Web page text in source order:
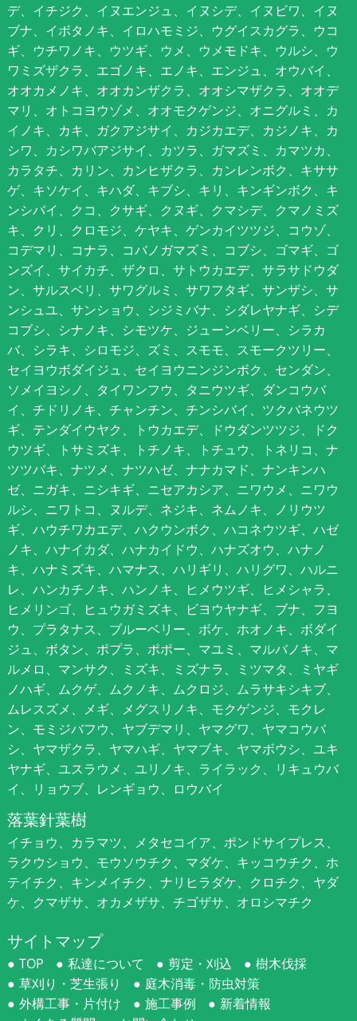
デ、イチジク、イヌエンジュ、イヌシデ、イヌビワ、イヌ
ブナ、イボタノキ、イロハモミジ、ウグイスカグラ、ウコ
ギ、ウチワノキ、ウツギ、ウメ、ウメモドキ、ウルシ、ウ
ワミズザクラ、エゴノキ、エノキ、エンジュ、オウバイ、
オオカメノキ、オオカンザクラ、オオシマザクラ、オオデ
マリ、オトコヨウゾメ、オオモクゲンジ、オニグルミ、カ
イノキ、カキ、ガクアジサイ、カジカエデ、カジノキ、カ
シワ、カシワバアジサイ、カツラ、ガマズミ、カマツカ、
カラタチ、カリン、カンヒザクラ、カンレンボク、キササ
ゲ、キソケイ、キハダ、キブシ、キリ、キンギンボク、キ
ンシバイ、クコ、クサギ、クヌギ、クマシデ、クマノミズ
キ、クリ、クロモジ、ケヤキ、ゲンカイツツジ、コウゾ、
コデマリ、コナラ、コバノガマズミ、コブシ、ゴマギ、ゴ
ンズイ、サイカチ、ザクロ、サトウカエデ、サラサドウダ
ン、サルスベリ、サワグルミ、サワフタギ、サンザシ、サ
ンシュユ、サンショウ、シジミバナ、シダレヤナギ、シデ
コブシ、シナノキ、シモツケ、ジューンベリー、シラカ
バ、シラキ、シロモジ、ズミ、スモモ、スモークツリー、
セイヨウボダイジュ、セイヨウニンジンボク、センダン、
ソメイヨシノ、タイワンフウ、タニウツギ、ダンコウバ
イ、チドリノキ、チャンチン、チンシバイ、ツクバネウツ
ギ、テンダイウヤク、トウカエデ、ドウダンツツジ、ドク
ウツギ、トサミズキ、トチノキ、トチュウ、トネリコ、ナ
ツツバキ、ナツメ、ナツハゼ、ナナカマド、ナンキンハ
ゼ、ニガキ、ニシキギ、ニセアカシア、ニワウメ、ニワウ
ルシ、ニワトコ、ヌルデ、ネジキ、ネムノキ、ノリウツ
ギ、ハウチワカエデ、ハクウンボク、ハコネウツギ、ハゼ
ノキ、ハナイカダ、ハナカイドウ、ハナズオウ、ハナノ
キ、ハナミズキ、ハマナス、ハリギリ、ハリグワ、ハルニ
レ、ハンカチノキ、ハンノキ、ヒメウツギ、ヒメシャラ、
ヒメリンゴ、ヒュウガミズキ、ビヨウヤナギ、ブナ、フヨ
ウ、プラタナス、ブルーベリー、ボケ、ホオノキ、ボダイ
ジュ、ボタン、ポプラ、ポポー、マユミ、マルバノキ、マ
ルメロ、マンサク、ミズキ、ミズナラ、ミツマタ、ミヤギ
ノハギ、ムクゲ、ムクノキ、ムクロジ、ムラサキシキブ、
ムレスズメ、メギ、メグスリノキ、モクゲンジ、モクレ
ン、モミジバフウ、ヤブデマリ、ヤマグワ、ヤマコウバ
シ、ヤマザクラ、ヤマハギ、ヤマブキ、ヤマボウシ、ユキ
ヤナギ、ユスラウメ、ユリノキ、ライラック、リキュウバ
イ、リョウブ、レンギョウ、ロウバイ
落葉針葉樹
イチョウ、カラマツ、メタセコイア、ポンドサイプレス、
ラクウショウ、モウソウチク、マダケ、キッコウチク、ホ
テイチク、キンメイチク、ナリヒラダケ、クロチク、ヤダ
ケ、クマザサ、オカメザサ、チゴザサ、オロシマチク
サイトマップ
TOP 私達について 剪定・刈込
樹木伐採
草刈り・芝生張り
庭木消毒・防虫対策
外構工事・片付け
施工事例
新着情報